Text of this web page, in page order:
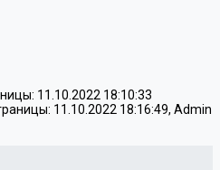
11.10.2022 18:10:33
11.10.2022 18:16:49, Admin